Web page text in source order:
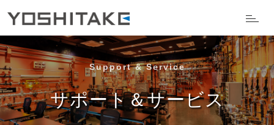
Support & Service
サポート＆サービス